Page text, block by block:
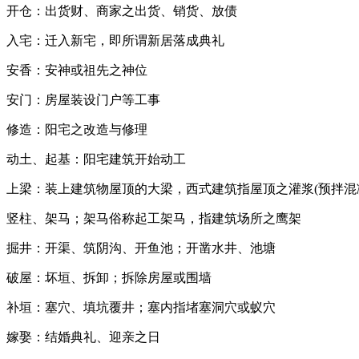
开仓：出货财、商家之出货、销货、放债
入宅：迁入新宅，即所谓新居落成典礼
安香：安神或祖先之神位
安门：房屋装设门户等工事
修造：阳宅之改造与修理
动土、起基：阳宅建筑开始动工
上梁：装上建筑物屋顶的大梁，西式建筑指屋顶之灌浆(预拌
竖柱、架马；架马俗称起工架马，指建筑场所之鹰架
掘井：开渠、筑阴沟、开鱼池；开凿水井、池塘
破屋：坏垣、拆卸；拆除房屋或围墙
补垣：塞穴、填坑覆井；塞内指堵塞洞穴或蚁穴
嫁娶：结婚典礼、迎亲之日